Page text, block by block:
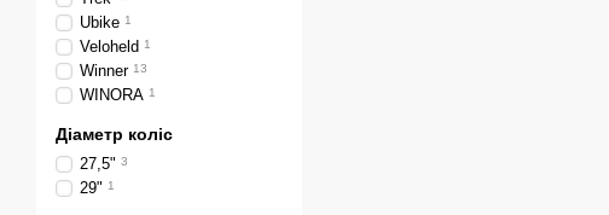
Ubike 1
Veloheld 1
Winner 13
WINORA 1
Діаметр коліс
27,5" 3
29" 1